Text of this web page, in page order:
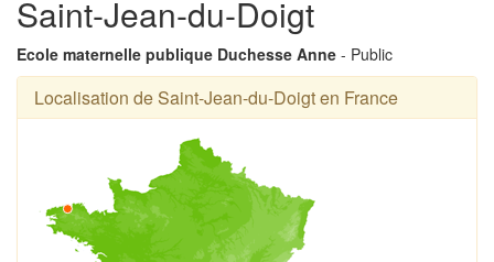
Saint-Jean-du-Doigt
Ecole maternelle publique Duchesse Anne - Public
Localisation de Saint-Jean-du-Doigt en France